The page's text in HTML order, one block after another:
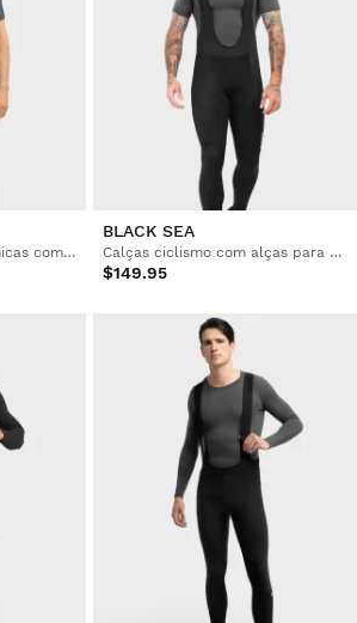
Calças de ciclismo térmicas com carneira homem
BLACK SEA
Calças ciclismo com alças para homem
$149.95